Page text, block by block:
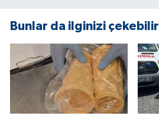
Bunlar da ilginizi çekebilir
SPOR HABERLERİ
TEKNOLOJİ
Turizm